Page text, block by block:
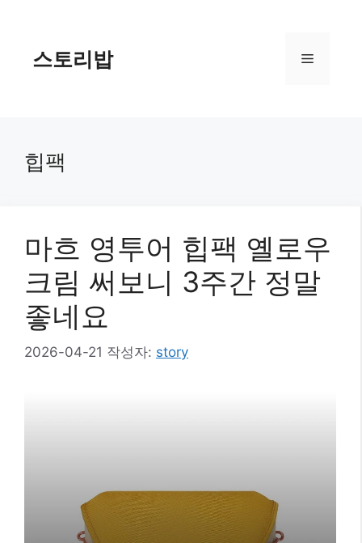
스토리밥 메
힙팩
마흐 영투어 힙팩 옐로우
크림 써보니 3주간 정말
좋네요
2026-04-21 작성자: story